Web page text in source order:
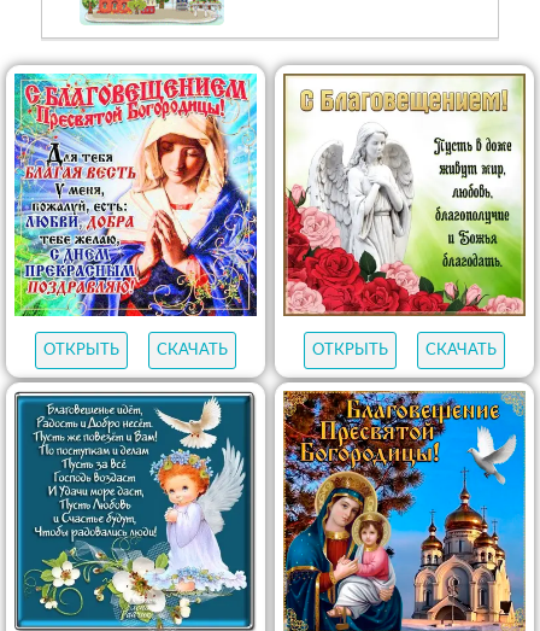
ОТКРЫТЬ СКАЧАТЬ ОТКРЫТЬ СКАЧАТЬ